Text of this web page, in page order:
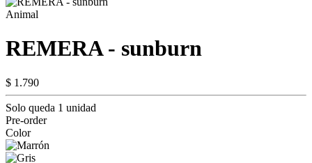
Animal
REMERA - sunburn
$ 1.790
Solo queda 1 unidad
Pre-order
Color